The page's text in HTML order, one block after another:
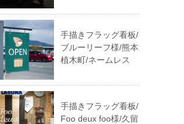
手描きフラッグ看板/
ブルーリーフ様/熊本
植木町/ネームレス
手描きフラッグ看板/
Foo deux foo様/久留